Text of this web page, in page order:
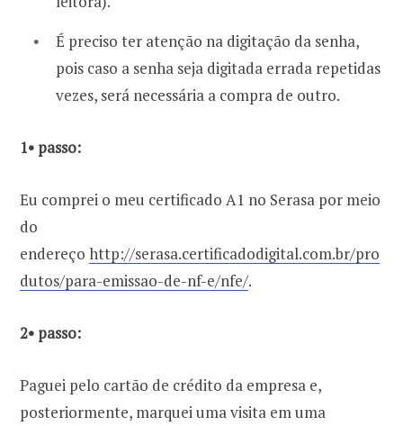
É preciso ter atenção na digitação da senha,
pois caso a senha seja digitada errada repetidas
vezes, será necessária a compra de outro.
1• passo:
Eu comprei o meu certificado A1 no Serasa por meio
do
endereço http://serasa.certificadodigital.com.br/pro
dutos/para-emissao-de-nf-e/nfe/.
2• passo:
Paguei pelo cartão de crédito da empresa e,
posteriormente, marquei uma visita em uma